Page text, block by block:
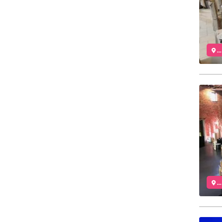
...
...